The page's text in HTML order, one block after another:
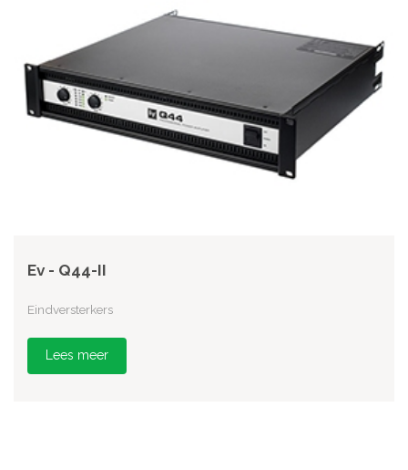
Ev - Q44-II
Eindversterkers
Lees meer